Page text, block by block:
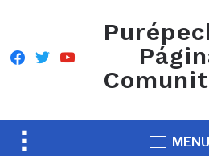
facebook
twitteryoutube
Toggle
MENU